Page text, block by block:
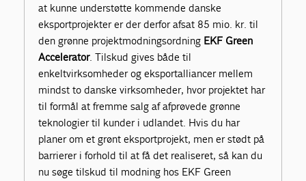
at kunne understøtte kommende danske
eksportprojekter er der derfor afsat 85 mio. kr. til
den grønne projektmodningsordning EKF Green
Accelerator. Tilskud gives både til
enkeltvirksomheder og eksportalliancer mellem
mindst to danske virksomheder, hvor projektet har
til formål at fremme salg af afprøvede grønne
teknologier til kunder i udlandet. Hvis du har
planer om et grønt eksportprojekt, men er stødt på
barrierer i forhold til at få det realiseret, så kan du
nu søge tilskud til modning hos EKF Green